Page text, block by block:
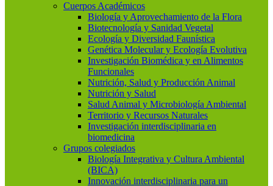
Cuerpos Académicos
Biología y Aprovechamiento de la Flora
Biotecnología y Sanidad Vegetal
Ecología y Diversidad Faunística
Genética Molecular y Ecología Evolutiva
Investigación Biomédica y en Alimentos
Funcionales
Nutrición, Salud y Producción Animal
Nutrición y Salud
Salud Animal y Microbiología Ambiental
Territorio y Recursos Naturales
Investigación interdisciplinaria en
biomedicina
Grupos colegiados
Biología Integrativa y Cultura Ambiental
(BICA)
Innovación interdisciplinaria para un